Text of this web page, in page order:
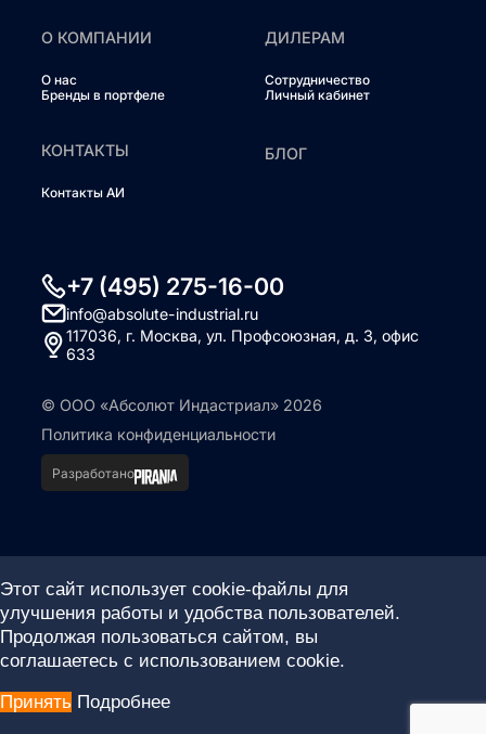
О КОМПАНИИ
О нас
Бренды в портфеле
ДИЛЕРАМ
Сотрудничество
Личный кабинет
КОНТАКТЫ
Контакты АИ
БЛОГ
+7 (495) 275-16-00
info@absolute-industrial.ru
117036, г. Москва, ул. Профсоюзная, д. 3, офис
633
© ООО «Абсолют Индастриал» 2026
Политика конфиденциальности
Разработано
Этот сайт использует cookie-файлы для
улучшения работы и удобства пользователей.
Продолжая пользоваться сайтом, вы
соглашаетесь с использованием cookie.
Принять Подробнее